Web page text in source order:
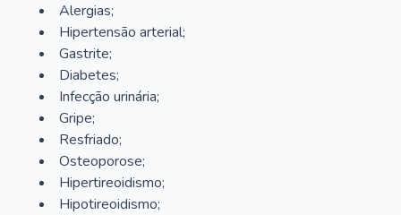
Alergias;
Hipertensão arterial;
Gastrite;
Diabetes;
Infecção urinária;
Gripe;
Resfriado;
Osteoporose;
Hipertireoidismo;
Hipotireoidismo;